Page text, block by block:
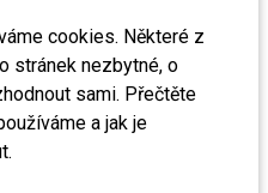
cookies. Některé z
stránek nezbytné, o
sami. Přečtěte
a jak je